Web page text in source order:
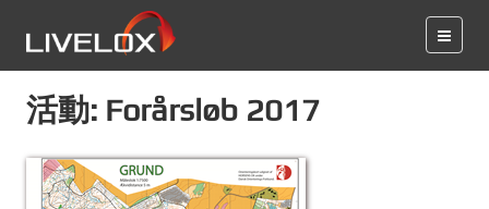
活動: Forårsløb 2017